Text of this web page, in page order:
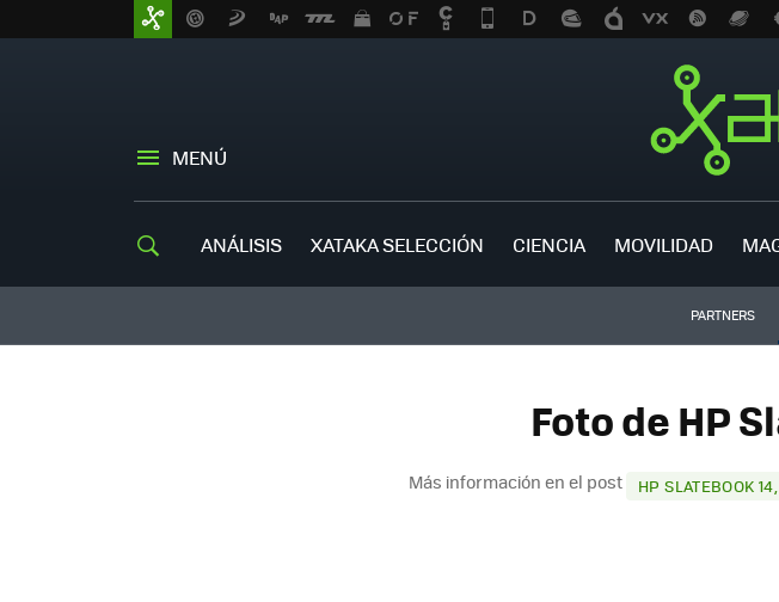
MENÚ
ANÁLISIS XATAKA SELECCIÓN CIENCIA MOVILIDAD
PARTNERS
Foto de HP
Más información en el post HP SLATEBOOK